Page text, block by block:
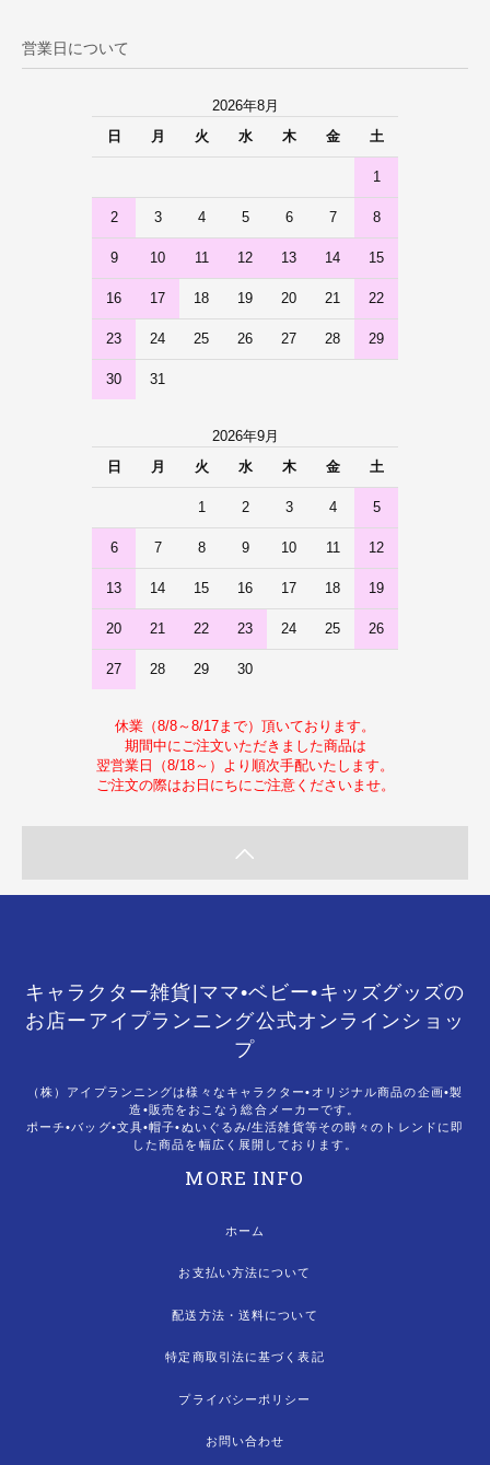
営業日について
2026年8月
日
月 火 水 木 金 土
1
2 3 4 5 6 7 8
9 10 11 12 13 14 15
16 17 18 19 20 21 22
23 24 25 26 27 28 29
30 31
2026年9月
日
月 火 水 木 金 土
1 2 3 4 5
6 7 8 9 10 11 12
13 14 15 16 17 18 19
20 21 22 23 24 25 26
27 28 29 30
休業（8/8～8/17まで）頂いております。
期間中にご注文いただきました商品は
翌営業日（8/18～）より順次手配いたします。
ご注文の際はお日にちにご注意くださいませ。
キャラクター雑貨|ママ•ベビー•キッズグッズの
お店ーアイプランニング公式オンラインショッ
プ
（株）アイプランニングは様々なキャラクター•オリジナル商品の企画•製
造•販売をおこなう総合メーカーです。
ポーチ•バッグ•文具•帽子•ぬいぐるみ/生活雑貨等その時々のトレンドに即
した商品を幅広く展開しております。
MORE INFO
ホーム
お支払い方法について
配送方法・送料について
特定商取引法に基づく表記
プライバシーポリシー
お問い合わせ